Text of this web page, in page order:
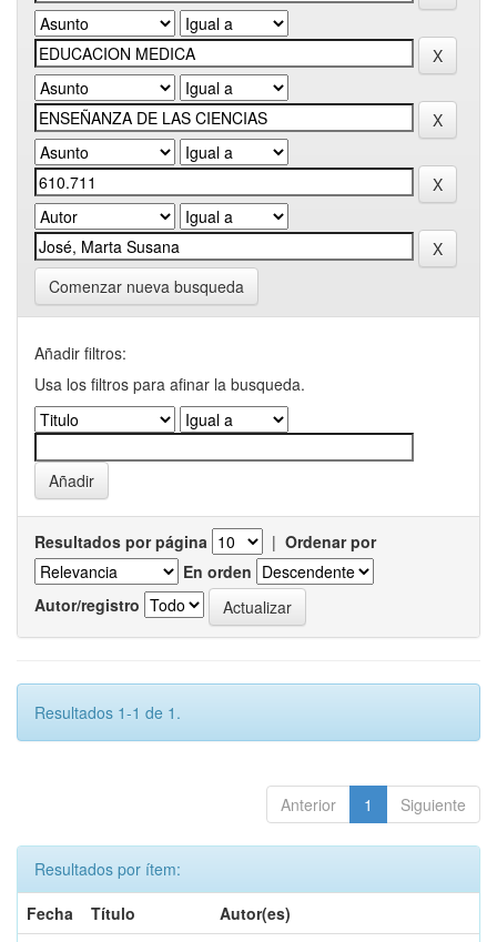
Comenzar nueva busqueda
Añadir filtros:
Usa los filtros para afinar la busqueda.
Resultados por página | Ordenar por
En orden
Autor/registro
Resultados 1-1 de 1.
Anterior 1 Siguiente
Resultados por ítem:
Fecha
Título
Autor(es)